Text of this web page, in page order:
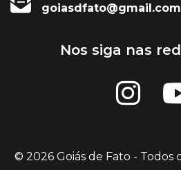
goiasdfato@gmail.com
Nos siga nas
© 2026 Goiás de Fato - Todos